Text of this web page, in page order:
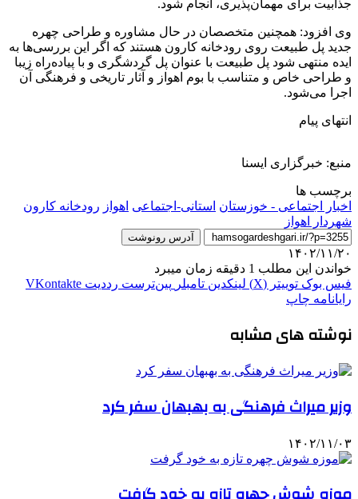
جذابیت برای مهمان‌پذیری، انجام شود.
وی افزود: همچنین متخصصان در حال مشاوره و طراحی چهره
جدید پل طبیعت روی رودخانه کارون هستند که اگر این بررسی‌ها به
ایده منتهی شود پل طبیعت با عنوان پل گردشگری و با پیاده‌راه زیبا
و طراحی خاص و متناسب با بوم اهواز و آثار تاریخی و فرهنگی آن
اجرا می‌شود.
انتهای پیام
منبع: خبرگزاری ایسنا
برچسب ها
اخبار اجتماعی - خوزستان استانی-اجتماعی اهواز رودخانه کارون
شهردار اهواز
آدرس رونوشت
۱۴۰۲/۱۱/۲۰
خواندن این مطلب 1 دقیقه زمان میبرد
فیس بوک توییتر (X) لینکدین ‫تامبلر ‫پین‌ترست ‫رددیت ‫VKontakte
رایانامه چاپ
نوشته های مشابه
وزیر میراث‌ فرهنگی به بهبهان سفر کرد
۱۴۰۲/۱۱/۰۳